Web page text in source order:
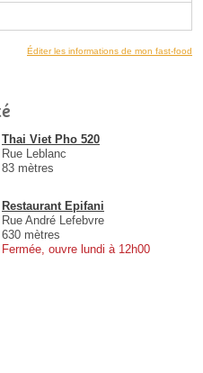
Éditer les informations de mon fast-food
Thai Viet Pho 520
Rue Leblanc
83 mètres
Restaurant Epifani
Rue André Lefebvre
630 mètres
Fermée, ouvre lundi à 12h00